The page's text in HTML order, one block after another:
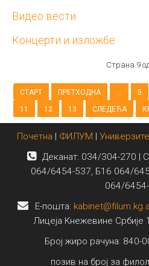
Видео вести
Концерти и изложбе
Страна 9
СТАРТ ПРЕТХОДНА ... 5
11
12 13 СЛЕДЕЋА
Почетна | ФИЛУМ |
Деканат: 034/304-270 |
064/6454-537, Б16 064/
064/
E-пошта:
Лицеја Кнежевине Србије
Број жиро рачуна: 840-
позив на број за